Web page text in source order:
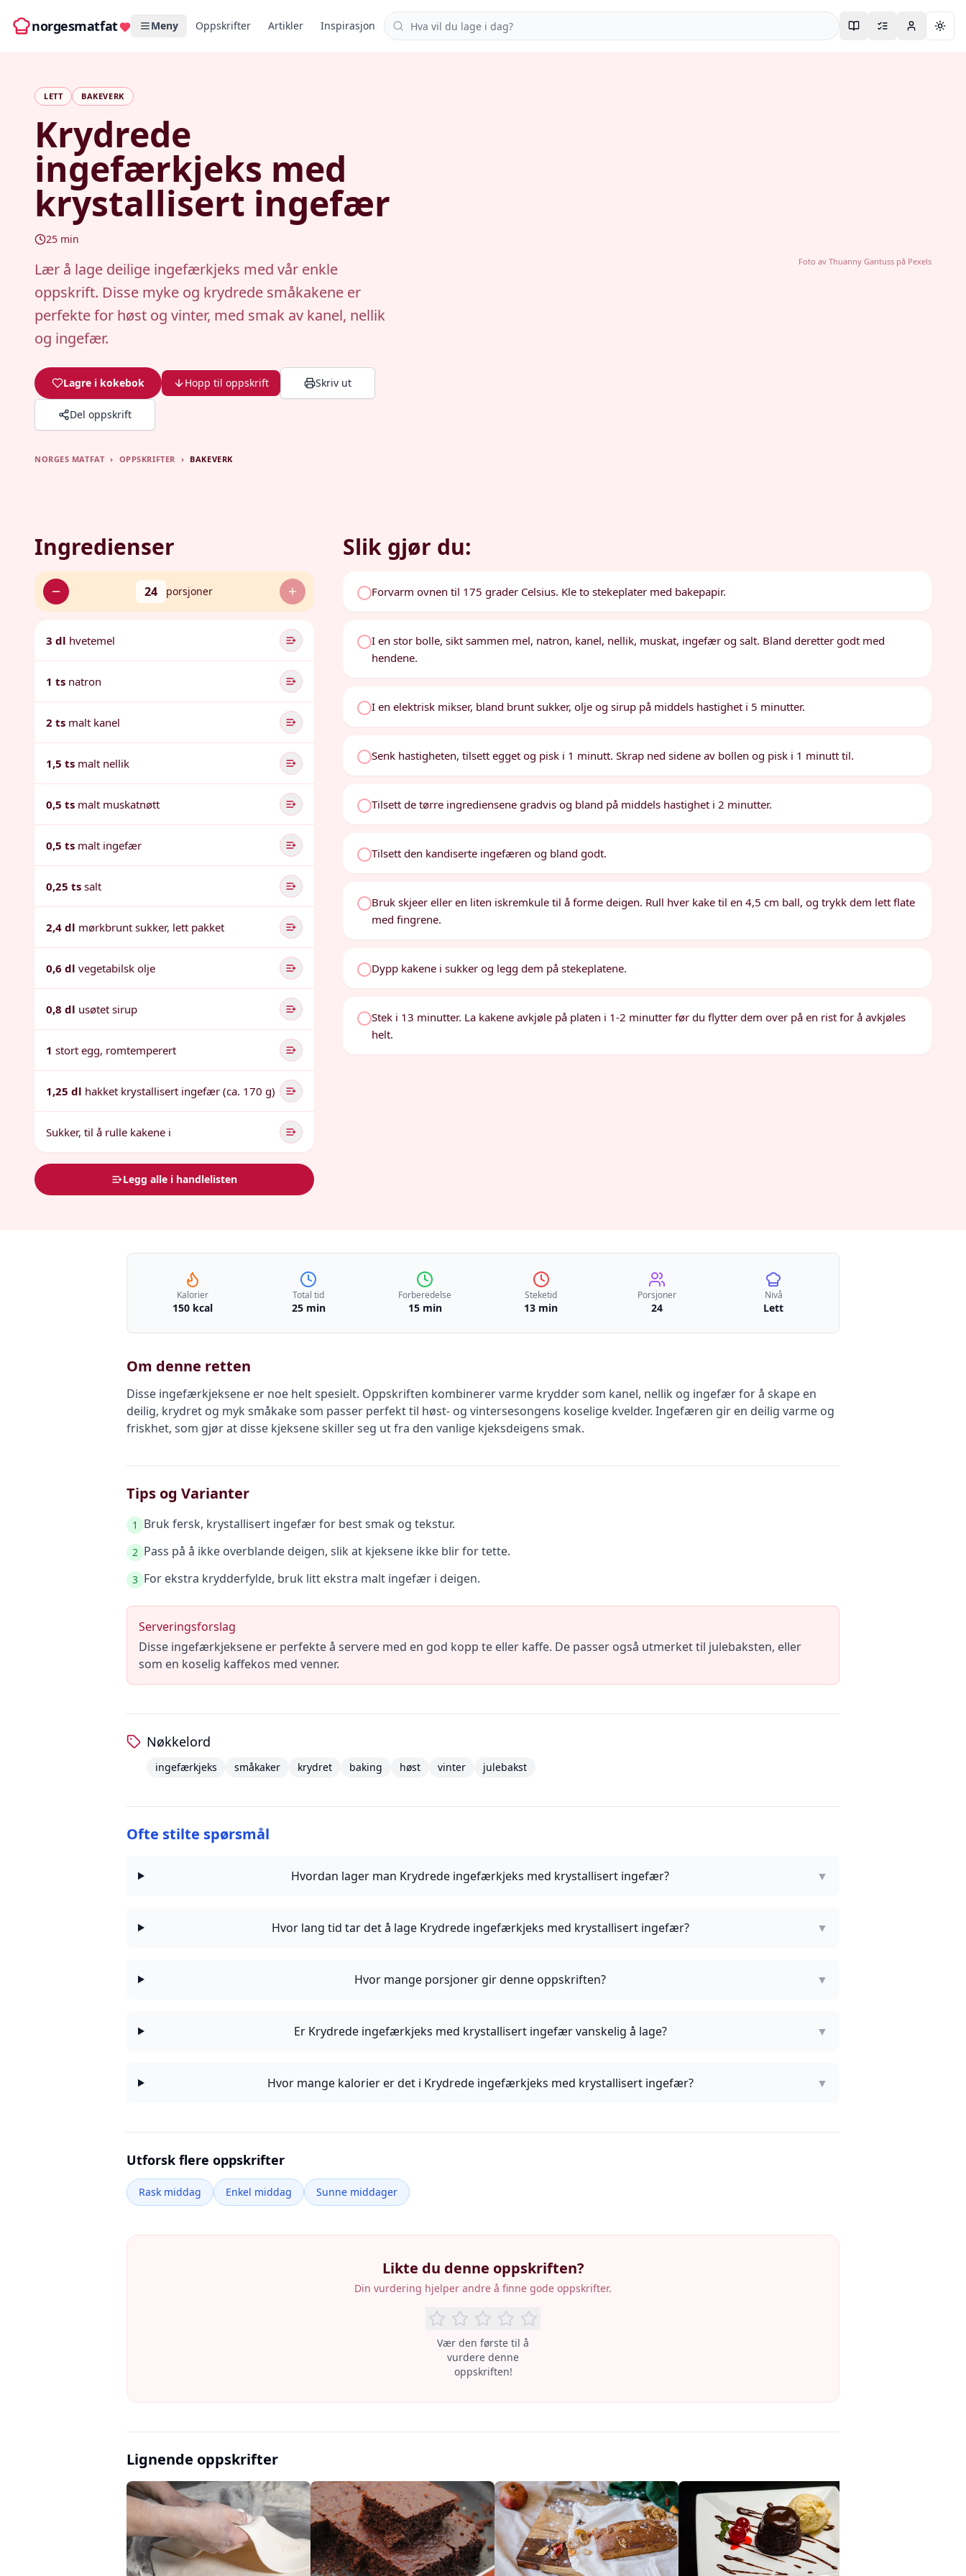
norgesmatfat Meny Oppskrifter Artikler Inspirasjon Søk i oppskrifter
LETT BAKEVERK
Krydrede
ingefærkjeks med
krystallisert ingefær
25 min
Lær å lage deilige ingefærkjeks med vår enkle
oppskrift. Disse myke og krydrede småkakene er
perfekte for høst og vinter, med smak av kanel, nellik
og ingefær.
Lagre i kokebok Hopp til oppskrift Skriv ut
Del oppskrift
Foto av Thuanny Gantusspå Pexels
NORGES MATFAT › OPPSKRIFTER › BAKEVERK
Ingredienser
24 porsjoner
3 dl hvetemel
1 ts natron
2 ts malt kanel
1,5 ts malt nellik
0,5 ts malt muskatnøtt
0,5 ts malt ingefær
0,25 ts salt
2,4 dl mørkbrunt sukker, lett pakket
0,6 dl vegetabilsk olje
0,8 dl usøtet sirup
1 stort egg, romtemperert
1,25 dl hakket krystallisert ingefær (ca. 170 g)
Sukker, til å rulle kakene i
Legg alle i handlelisten
Slik gjør du:
Forvarm ovnen til 175 grader Celsius. Kle to stekeplater med bakepapir.
I en stor bolle, sikt sammen mel, natron, kanel, nellik, muskat, ingefær og salt. Bland deretter godt med
hendene.
I en elektrisk mikser, bland brunt sukker, olje og sirup på middels hastighet i 5 minutter.
Senk hastigheten, tilsett egget og pisk i 1 minutt. Skrap ned sidene av bollen og pisk i 1 minutt til.
Tilsett de tørre ingrediensene gradvis og bland på middels hastighet i 2 minutter.
Tilsett den kandiserte ingefæren og bland godt.
Bruk skjeer eller en liten iskremkule til å forme deigen. Rull hver kake til en 4,5 cm ball, og trykk dem lett flate
med fingrene.
Dypp kakene i sukker og legg dem på stekeplatene.
Stek i 13 minutter. La kakene avkjøle på platen i 1-2 minutter før du flytter dem over på en rist for å avkjøles
helt.
Kalorier
150 kcal
Total tid
25 min
Forberedelse
15 min
Steketid
13 min
Porsjoner
24
Nivå
Lett
Om denne retten
Disse ingefærkjeksene er noe helt spesielt. Oppskriften kombinerer varme krydder som kanel, nellik og ingefær for å skape en
deilig, krydret og myk småkake som passer perfekt til høst- og vintersesongens koselige kvelder. Ingefæren gir en deilig varme og
friskhet, som gjør at disse kjeksene skiller seg ut fra den vanlige kjeksdeigens smak.
Tips og Varianter
1 Bruk fersk, krystallisert ingefær for best smak og tekstur.
2 Pass på å ikke overblande deigen, slik at kjeksene ikke blir for tette.
3 For ekstra krydderfylde, bruk litt ekstra malt ingefær i deigen.
Serveringsforslag
Disse ingefærkjeksene er perfekte å servere med en god kopp te eller kaffe. De passer også utmerket til julebaksten, eller
som en koselig kaffekos med venner.
Nøkkelord
ingefærkjeks småkaker krydret baking høst vinter julebakst
Ofte stilte spørsmål
Hvordan lager man Krydrede ingefærkjeks med krystallisert ingefær? ▼
Hvor lang tid tar det å lage Krydrede ingefærkjeks med krystallisert ingefær? ▼
Hvor mange porsjoner gir denne oppskriften? ▼
Er Krydrede ingefærkjeks med krystallisert ingefær vanskelig å lage? ▼
Hvor mange kalorier er det i Krydrede ingefærkjeks med krystallisert ingefær? ▼
Utforsk flere oppskrifter
Rask middag Enkel middag Sunne middager
Likte du denne oppskriften?
Din vurdering hjelper andre å finne gode oppskrifter.
Vær den første til å
vurdere denne
oppskriften!
Lignende oppskrifter